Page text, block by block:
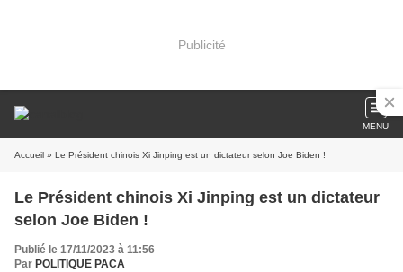
Publicité
MENU
Accueil » Le Président chinois Xi Jinping est un dictateur selon Joe Biden !
Le Président chinois Xi Jinping est un dictateur
selon Joe Biden !
Publié le 17/11/2023 à 11:56
Par POLITIQUE PACA